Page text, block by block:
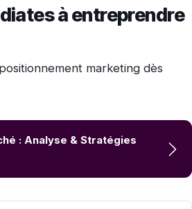
à entreprendre
marketing dès
: Analyse & Stratégies